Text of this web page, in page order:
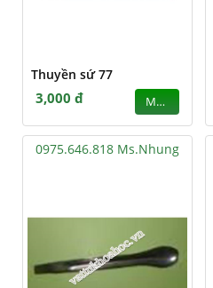
Thuyền sứ 77
3,000 đ MUA
0975.646.818 Ms.Nhung